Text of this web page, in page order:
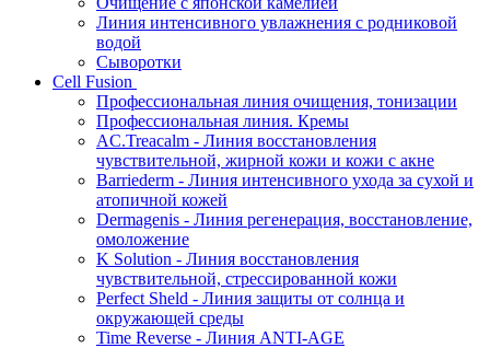
Линия интенсивного увлажнения с родниковой
водой
Сыворотки
Cell Fusion
Профессиональная линия очищения, тонизации
Профессиональная линия. Кремы
AC.Treacalm - Линия восстановления
чувствительной, жирной кожи и кожи с акне
Barriederm - Линия интенсивного ухода за сухой и
атопичной кожей
Dermagenis - Линия регенерация, восстановление,
омоложение
K Solution - Линия восстановления
чувствительной, стрессированной кожи
Perfect Sheld - Линия защиты от солнца и
окружающей среды
Time Reverse - Линия ANTI-AGE